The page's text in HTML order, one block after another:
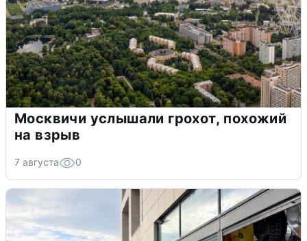
Москвичи услышали грохот, похожий
на взрыв
7 августа 0